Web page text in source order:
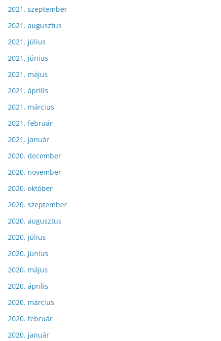
2021. szeptember
2021. augusztus
2021. július
2021. június
2021. május
2021. április
2021. március
2021. február
2021. január
2020. december
2020. november
2020. október
2020. szeptember
2020. augusztus
2020. július
2020. június
2020. május
2020. április
2020. március
2020. február
2020. január